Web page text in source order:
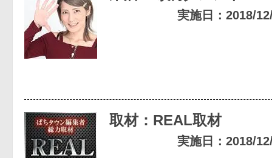
実施日：2018/
取材：REAL取材
実施日：2018/